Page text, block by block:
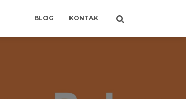
BLOG KONTAK